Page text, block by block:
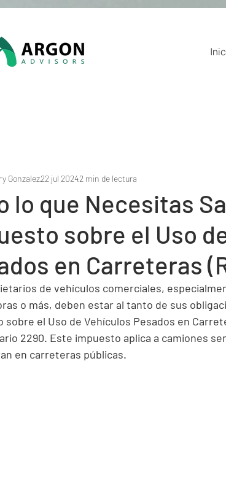
lo que Necesitas
sobre el Uso
en Carreteras
Gonzalez22 jul 20242 min de lectura
de vehículos comerciales,
o más, deben estar al tanto de sus
sobre el Uso de Vehículos Pesados en
2290. Este impuesto aplica a camiones
en carreteras públicas.